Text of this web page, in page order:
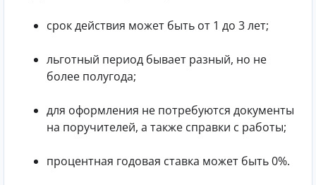
срок действия может быть от 1 до 3 лет;
льготный период бывает разный, но не
более полугода;
для оформления не потребуются документы
на поручителей, а также справки с работы;
процентная годовая ставка может быть 0%.